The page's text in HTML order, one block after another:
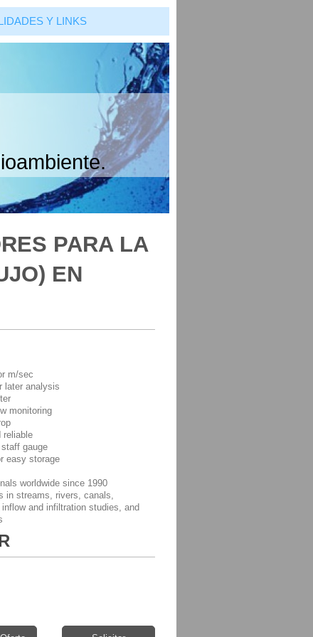
Y LINKS
PARA LA
EN
m/sec
later analysis
monitoring
reliable
gauge
easy storage
worldwide since 1990
in streams, rivers, canals,
and infiltration studies, and